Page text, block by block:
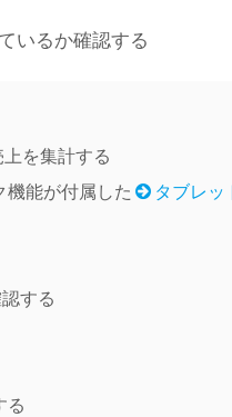
いるか確認する
を集計する
機能が付属した
タブレッ
する
る